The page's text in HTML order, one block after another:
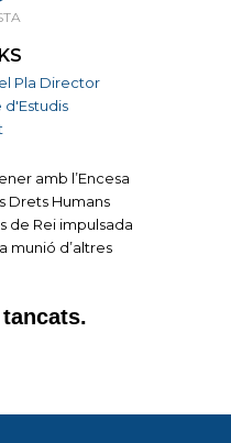
Pla Director
d'Estudis
amb l’Encesa
Drets Humans
de Rei impulsada
munió d’altres